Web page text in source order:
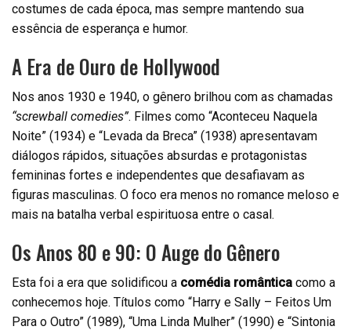
costumes de cada época, mas sempre mantendo sua
essência de esperança e humor.
A Era de Ouro de Hollywood
Nos anos 1930 e 1940, o gênero brilhou com as chamadas
“screwball comedies”. Filmes como “Aconteceu Naquela
Noite” (1934) e “Levada da Breca” (1938) apresentavam
diálogos rápidos, situações absurdas e protagonistas
femininas fortes e independentes que desafiavam as
figuras masculinas. O foco era menos no romance meloso e
mais na batalha verbal espirituosa entre o casal.
Os Anos 80 e 90: O Auge do Gênero
Esta foi a era que solidificou a comédia romântica como a
conhecemos hoje. Títulos como “Harry e Sally – Feitos Um
Para o Outro” (1989), “Uma Linda Mulher” (1990) e “Sintonia